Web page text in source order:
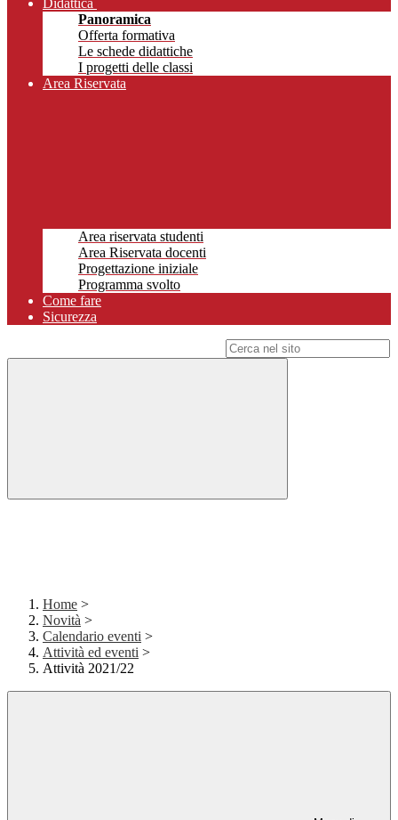
Didattica
Panoramica
Offerta formativa
Le schede didattiche
I progetti delle classi
Area Riservata
Area riservata studenti
Area Riservata docenti
Progettazione iniziale
Programma svolto
Come fare
Sicurezza
Home >
Novità >
Calendario eventi >
Attività ed eventi >
Attività 2021/22